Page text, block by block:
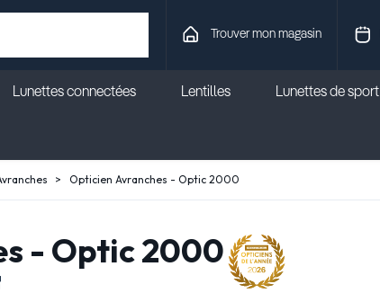
Trouver mon magasin
Lunettes connectées Lentilles Lunettes de sport
Opticien Avranches - Optic 2000
- Optic 2000